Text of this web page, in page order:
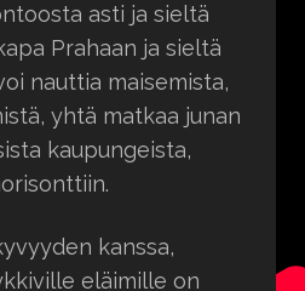
asti ja sieltä
Prahaan ja sieltä
nauttia maisemista,
yhtä matkaa junan
kaupungeista,
kanssa,
eläimille on